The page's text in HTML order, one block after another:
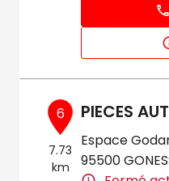
6
7.73
km
PIECES
Espace
95500